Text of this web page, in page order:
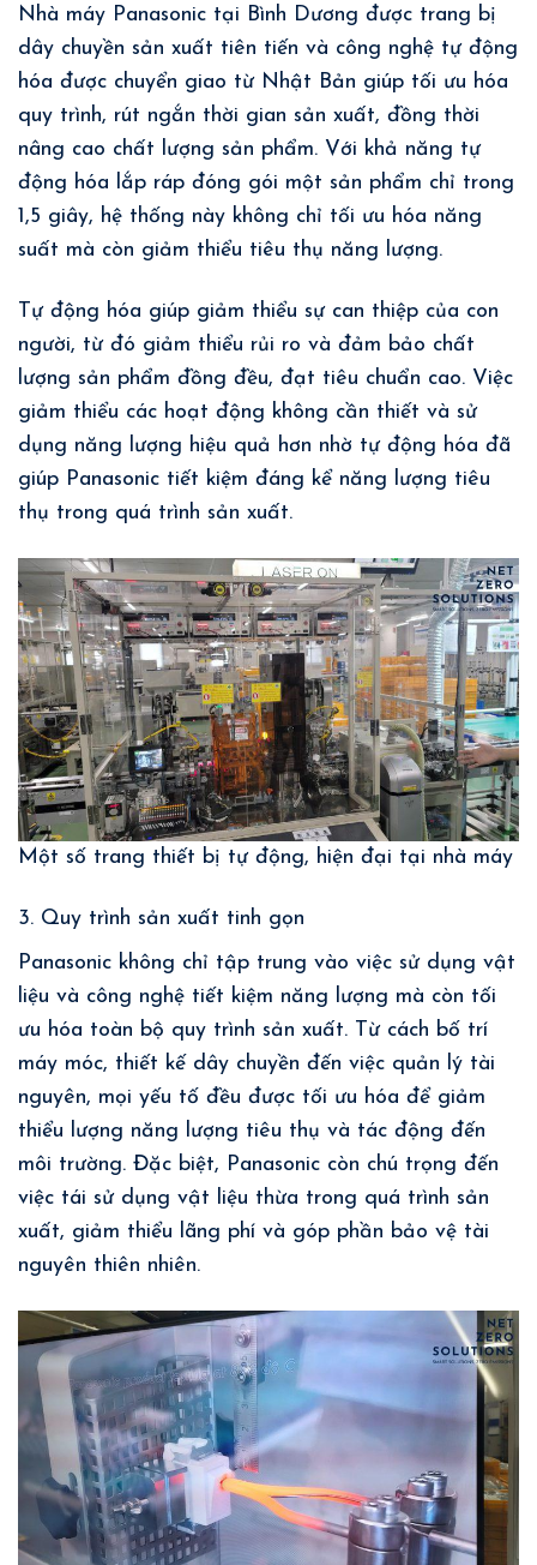
Nhà máy Panasonic tại Bình Dương được trang bị
dây chuyền sản xuất tiên tiến và công nghệ tự động
hóa được chuyển giao từ Nhật Bản giúp tối ưu hóa
quy trình, rút ngắn thời gian sản xuất, đồng thời
nâng cao chất lượng sản phẩm. Với khả năng tự
động hóa lắp ráp đóng gói một sản phẩm chỉ trong
1,5 giây, hệ thống này không chỉ tối ưu hóa năng
suất mà còn giảm thiểu tiêu thụ năng lượng.
Tự động hóa giúp giảm thiểu sự can thiệp của con
người, từ đó giảm thiểu rủi ro và đảm bảo chất
lượng sản phẩm đồng đều, đạt tiêu chuẩn cao. Việc
giảm thiểu các hoạt động không cần thiết và sử
dụng năng lượng hiệu quả hơn nhờ tự động hóa đã
giúp Panasonic tiết kiệm đáng kể năng lượng tiêu
thụ trong quá trình sản xuất.
Một số trang thiết bị tự động, hiện đại tại nhà máy
3. Quy trình sản xuất tinh gọn
Panasonic không chỉ tập trung vào việc sử dụng vật
liệu và công nghệ tiết kiệm năng lượng mà còn tối
ưu hóa toàn bộ quy trình sản xuất. Từ cách bố trí
máy móc, thiết kế dây chuyền đến việc quản lý tài
nguyên, mọi yếu tố đều được tối ưu hóa để giảm
thiểu lượng năng lượng tiêu thụ và tác động đến
môi trường. Đặc biệt, Panasonic còn chú trọng đến
việc tái sử dụng vật liệu thừa trong quá trình sản
xuất, giảm thiểu lãng phí và góp phần bảo vệ tài
nguyên thiên nhiên.